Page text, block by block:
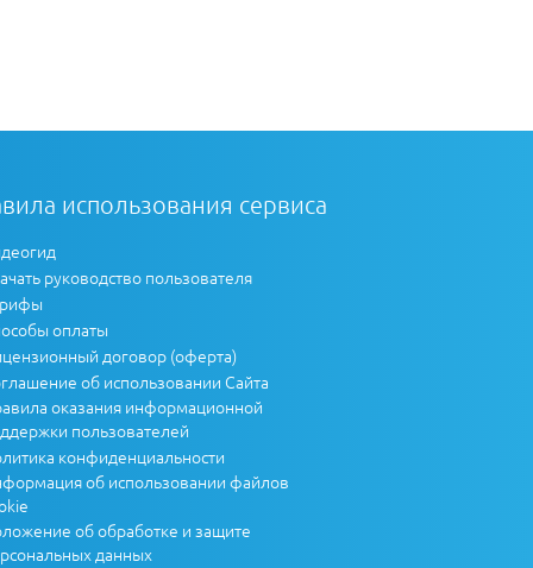
использования сервиса
руководство пользователя
оплаты
договор (оферта)
об использовании Сайта
оказания информационной
пользователей
конфиденциальности
об использовании файлов
об обработке и защите
данных